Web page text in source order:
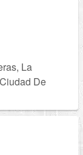
La
De